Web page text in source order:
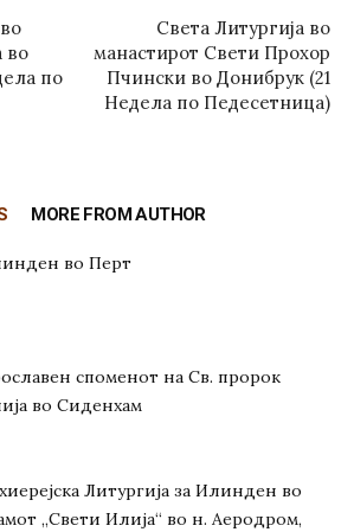
во
по
Света Литургија во
манастирот Свети Прохор
Пчински во Донибрук (21
Недела по Педесетница)
MORE FROM AUTHOR
во Перт
споменот на Св. пророк
во Сиденхам
Литургија за Илинден во
„Свети Илија“ во н. Аеродром,